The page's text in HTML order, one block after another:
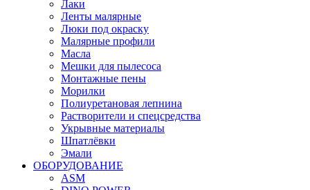
Лаки
Ленты малярные
Люки под окраску
Малярные профили
Масла
Мешки для пылесоса
Монтажные пены
Морилки
Полиуретановая лепнина
Растворители и спецсредства
Укрывные материалы
Шпатлёвки
Эмали
ОБОРУДОВАНИЕ
ASM